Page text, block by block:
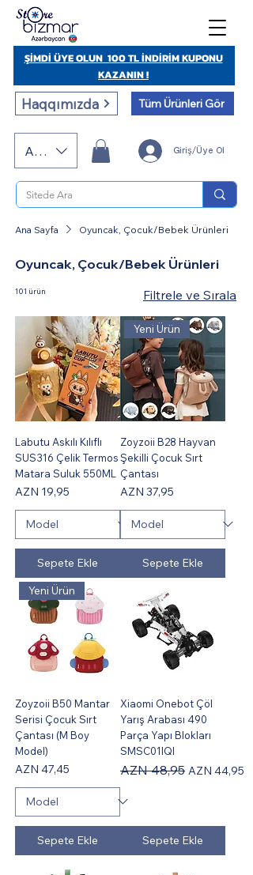
AZN (AZN) Giriş/Üye Ol
Tüm Ürünleri Gör
ŞİMDİ ÜYE OLUN 100 TL İNDİRİM KUPONU
KAZANIN !
Haqqımızda
Ana Sayfa Oyuncak, Çocuk/Bebek Ürünleri
Oyuncak, Çocuk/Bebek Ürünleri
101 ürün Filtrele ve Sırala
Labutu Askılı Kılıflı
SUS316 Çelik Termos
Matara Suluk 550ML
Fiyat
AZN 19,95
Sepete Ekle
Yeni Ürün
Zoyzoii B28 Hayvan
Şekilli Çocuk Sırt
Çantası
Fiyat
AZN 37,95
Sepete Ekle
Yeni Ürün
Zoyzoii B50 Mantar
Serisi Çocuk Sırt
Çantası (M Boy
Model)
Fiyat
AZN 47,45
Sepete Ekle
Xiaomi Onebot Çöl
Yarış Arabası 490
Parça Yapı Blokları
SMSC01IQI
Normal Fiyat
AZN 48,95 İndirimli Fiyat
AZN 44,95
Sepete Ekle